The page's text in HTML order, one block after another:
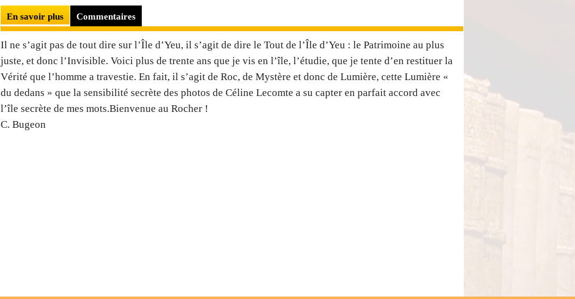
En savoir plus Commentaires
Il ne s’agit pas de tout dire sur l’Île d’Yeu, il s’agit de dire le Tout de l’Île d’Yeu : le Patrimoine au plus
juste, et donc l’Invisible. Voici plus de trente ans que je vis en l’île, l’étudie, que je tente d’en restituer la
Vérité que l’homme a travestie. En fait, il s’agit de Roc, de Mystère et donc de Lumière, cette Lumière «
du dedans » que la sensibilité secrète des photos de Céline Lecomte a su capter en parfait accord avec
l’île secrète de mes mots.Bienvenue au Rocher !
C. Bugeon